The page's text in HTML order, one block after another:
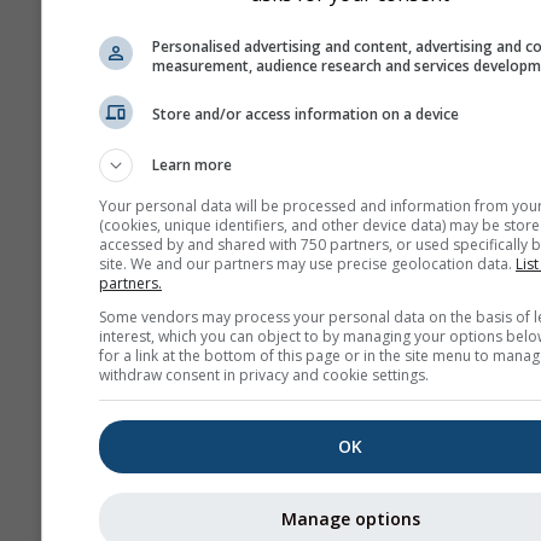
Tage
Mit Hintergrundbild
Mit Hintergrundfarbe
Kein Hintergrund:
Kein Hintergrund:
Text
Personalised advertising and content, advertising and
measurement, audience research and services
Store and/or access information on a device
Learn more
Your personal data will be processed and information from
(cookies, unique identifiers, and other device data) may be
accessed by and shared with 750 partners, or used specifically
site. We and our partners may use precise geolocation data.
partners.
Some vendors may process your personal data on the basis of
interest, which you can object to by managing your options
for a link at the bottom of this page or in the site menu to
withdraw consent in privacy and cookie settings.
OK
Manage options